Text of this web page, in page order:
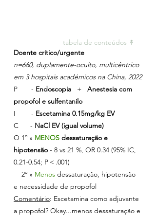
tabela de conteúdos ↟
Doente crítico/urgente
n=660, duplamente-oculto, multicêntrico
em 3 hospitais académicos na China, 2022
P       - Endoscopia + Anestesia com
propofol e sulfentanilo
I        - Escetamina 0.15mg/kg EV
C      - NaCl EV (igual volume)
O 1º » MENOS dessaturação e
hipotensão - 8 vs 21 %, OR 0.34 (95% IC,
0.21-0.54; P < .001)
    2º »
Menos dessaturação, hipotensão
e necessidade de propofol
Comentário: Escetamina como adjuvante
a propofol? Okay...menos dessaturação e